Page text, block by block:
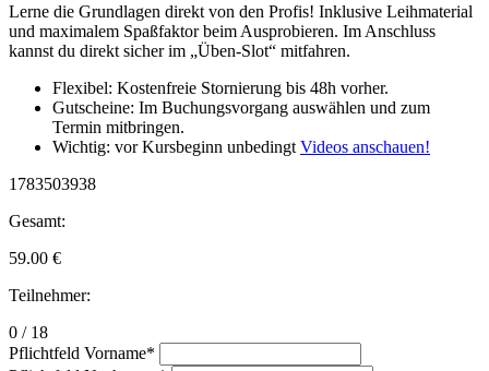
Lerne die Grundlagen direkt von den Profis! Inklusive Leihmaterial
und maximalem Spaßfaktor beim Ausprobieren. Im Anschluss
kannst du direkt sicher im „Üben-Slot“ mitfahren.
Flexibel: Kostenfreie Stornierung bis 48h vorher.
Gutscheine: Im Buchungsvorgang auswählen und zum
Termin mitbringen.
Wichtig: vor Kursbeginn unbedingt Videos anschauen!
1783503938
Gesamt:
59.00 €
Teilnehmer:
0 / 18
Pflichtfeld Vorname*